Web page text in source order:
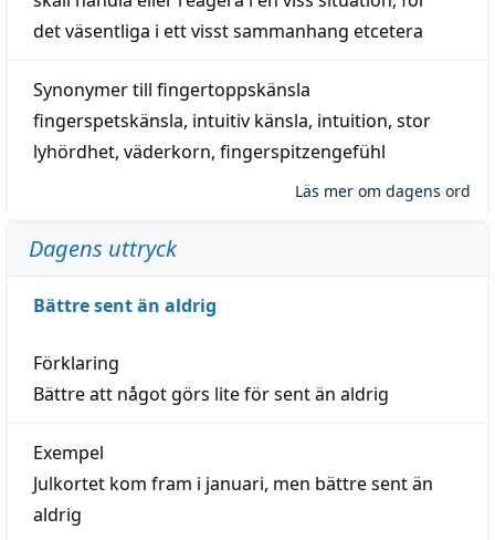
det väsentliga i ett visstsammanhang etcetera
Synonymer till fingertoppskänsla
fingerspetskänsla, intuitiv känsla, intuition, stor
lyhördhet, väderkorn, fingerspitzengefühl
Läs mer om dagens ord
Dagens uttryck
Bättre sent än aldrig
Förklaring
Bättre att något görs lite för sent än aldrig
Exempel
Julkortet kom fram i januari, men bättre sent än
aldrig